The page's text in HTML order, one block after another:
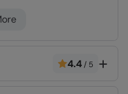
contenir vos
4.4 / 5